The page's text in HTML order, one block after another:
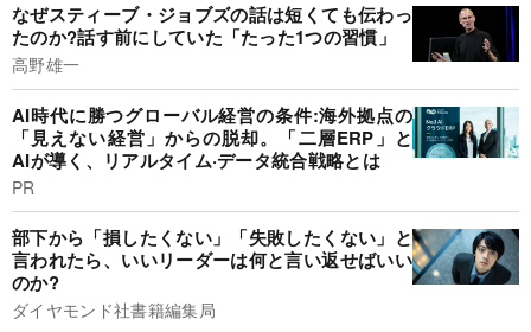
なぜスティーブ・ジョブズの話は短くても伝わっ
たのか?話す前にしていた「たった1つの習慣」
高野雄一
AI時代に勝つグローバル経営の条件:海外拠点の
「見えない経営」からの脱却。「二層ERP」と
AIが導く、リアルタイム·データ統合戦略とは
PR
部下から「損したくない」「失敗したくない」と
言われたら、いいリーダーは何と言い返せばいい
のか?
ダイヤモンド社書籍編集局